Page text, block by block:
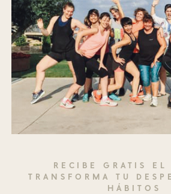
RECIBE GRATIS EL
TRANSFORMA TU
HÁBITOS